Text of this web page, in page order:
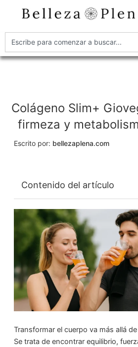
Colágeno Slim+
firmeza y
Escrito por: bellezaplena.com
Contenido del artículo
Transformar el cuerpo va más allá
Se trata de encontrar equilibrio,